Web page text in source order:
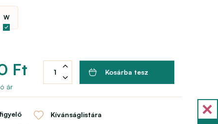
W
Ft
ár
Kosárba tesz
Kívánságlistára